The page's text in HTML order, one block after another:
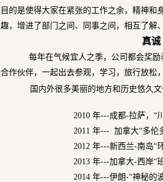
目的是使得大家在紧张的工作之余，精神
趣，增进了部门之间、同事之间，相互了解
真诚
每年在气候宜人之季，公司都会奖
合作伙伴，一起出去参观，学习，旅行放松，
国内外很多美丽的地方和历史悠久
2010 年---成都-拉萨，“川藏线环
2011 年--- 加拿大“多伦多-爱德
2012 年---新西兰-南岛“环岛
2013 年---加拿大-西岸“班夫国
2014 年---伊朗-“神秘的波斯-